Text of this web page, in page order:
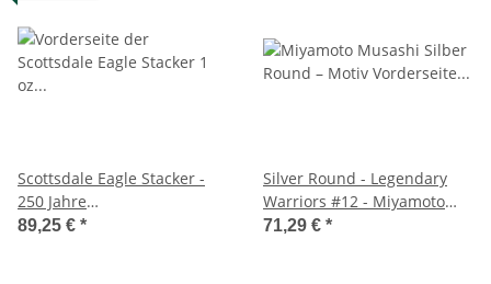
Scottsdale Eagle Stacker -
250 Jahre
Unabhängigkeitserklärung
89,25 € *
Silver Round - Legendary
Warriors #12 - Miyamoto
Musashi Ag999 1 oz BU
71,29 € *